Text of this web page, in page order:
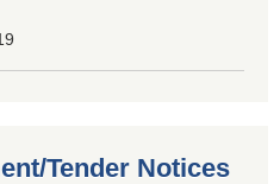
Tender Notices